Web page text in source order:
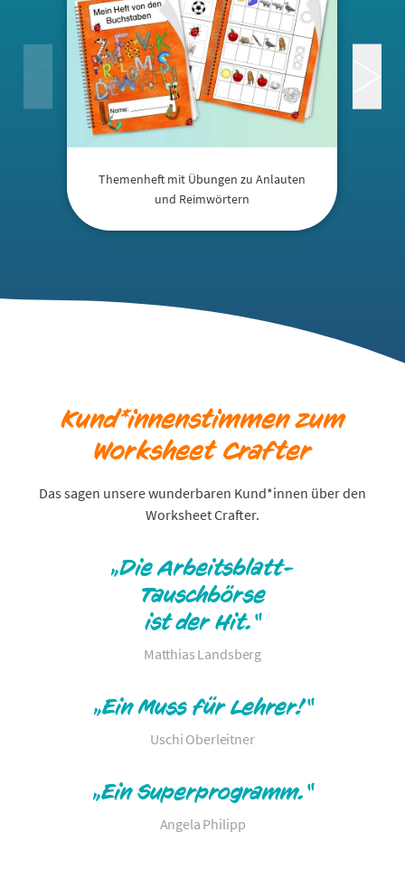
Themenheft mit Übungen zu Anlauten
und Reimwörtern
Kund*innenstimmen zum
Worksheet Crafter
Das sagen unsere wunderbaren Kund*innen über den
Worksheet Crafter.
„Die Arbeitsblatt-
Tauschbörse
ist der Hit.“
Matthias Landsberg
„Ein Muss für Lehrer!“
Uschi Oberleitner
„Ein Superprogramm.“
Angela Philipp